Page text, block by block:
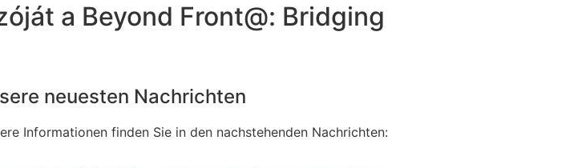
a Beyond Front@: Bridging
neuesten Nachrichten
Informationen finden Sie in den nachstehenden Nachrichten: